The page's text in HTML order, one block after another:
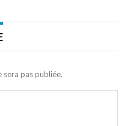
sera pas publiée.